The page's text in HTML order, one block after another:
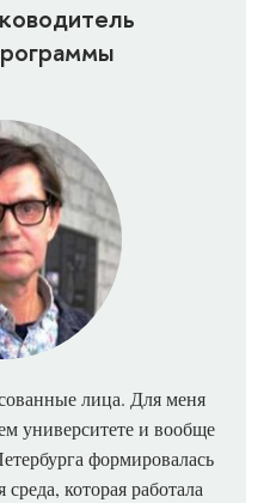
лица. Для меня
университете и вообще
формировалась
которая работала